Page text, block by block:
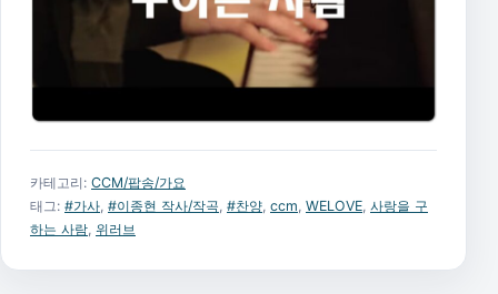
카테고리: CCM/팝송/가요
태그: #가사 #이종현 작사/작곡 #찬양 ccm WELOVE 사랑을 구
하는 사람 위러브